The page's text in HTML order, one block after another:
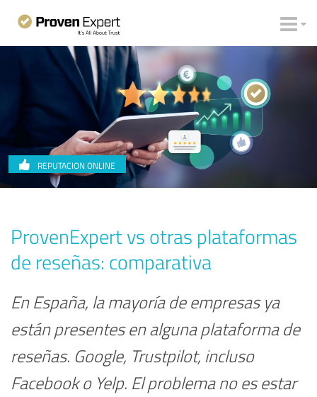
REPUTACION ONLINE
ProvenExpert vs otras plataformas
de reseñas: comparativa
En España, la mayoría de empresas ya
están presentes en alguna plataforma de
reseñas. Google, Trustpilot, incluso
Facebook o Yelp. El problema no es estar